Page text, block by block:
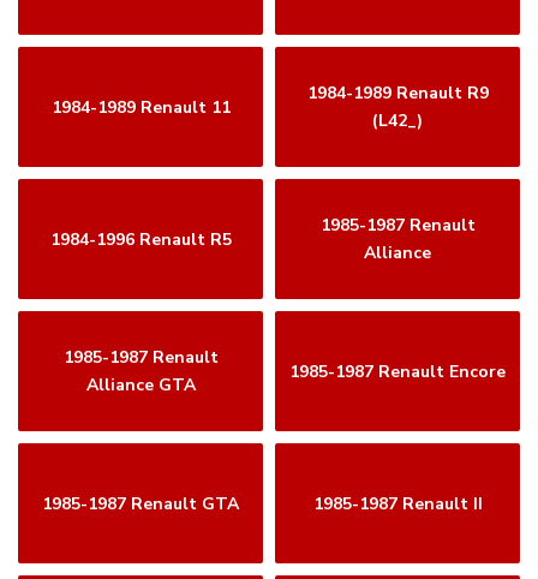
1984-1989 Renault 11
1984-1989 Renault R9
(L42_)
1984-1996 Renault R5
1985-1987 Renault
Alliance
1985-1987 Renault
Alliance GTA
1985-1987 Renault Encore
1985-1987 Renault GTA 1985-1987 Renault II